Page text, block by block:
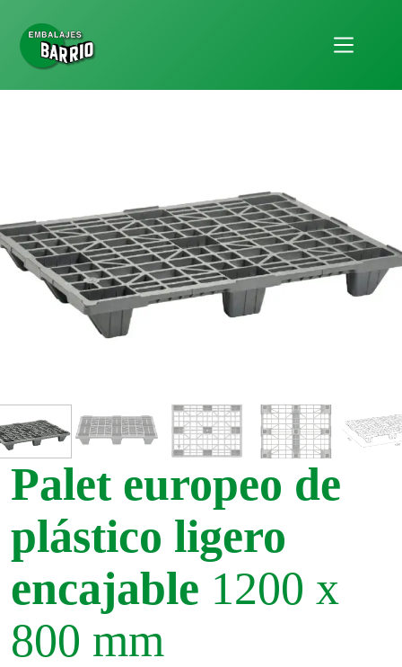
Palet europeo de
plástico ligero
encajable 1200 x
800 mm